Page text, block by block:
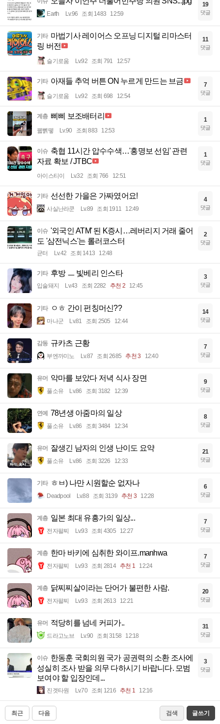
Earth Lv.96 조회 1483 12:59
19
댓글
기타 마법기사 레이어스 오프닝 디지털 리마스터
링 버전
슬기로움 Lv.92 조회 791 12:57
11
댓글
기타 아재들 추억 버튼 ON 누르게 만드는 브금
슬기로움 Lv.92 조회 698 12:54
7
댓글
계층 삐삐 보조배터리
꿻뻵뗗 Lv.90 조회 883 12:53
1
댓글
이슈 축협 11시간 압수수색…'홍명보 선임' 관련
자료 확보 / JTBC
아이스티이 Lv.32 조회 766 12:51
1
댓글
기타 선선한 가을은 가짜였어요!
사실난라쿤 Lv.89 조회 1911 12:49
4
댓글
이슈 '외국인 ATM' 된 K증시…레버리지 거래 줄어
도 '삼전닉스'는 롤러코스터
균터 Lv.42 조회 1413 12:48
2
댓글
기타 후방 ㅡ 빛베리 인스타
입술돼지 Lv.43 조회 2282 추천 2 12:45
3
댓글
기타 ㅇㅎ 간이 펀칭머신??
마나군 Lv.81 조회 2505 12:44
14
댓글
감동 규카츠 근황
부엔까미노 Lv.87 조회 2685 추천 3 12:40
7
댓글
유머 악마를 보았다 저녁 식사 장면
풀소유 Lv.86 조회 3182 12:39
9
댓글
연예 78년생 아줌마의 일상
풀소유 Lv.86 조회 3484 12:34
8
댓글
유머 잘생긴 남자의 인생 난이도 요약
풀소유 Lv.86 조회 3226 12:33
21
댓글
기타 ㅎㅂ) 나만 시원할순 없자나
Deadpool Lv.88 조회 3139 추천 3 12:28
6
댓글
계층 일본 최대 유흥가의 일상...
전자팔찌 Lv.93 조회 4305 12:27
7
댓글
계층 한마 바키에 심취한 와이프.manhwa
전자팔찌 Lv.93 조회 2814 추천 1 12:24
7
댓글
계층 닭찌찌살이라는 단어가 불편한 사람.
전자팔찌 Lv.93 조회 2613 12:21
20
댓글
유머 적당히를 넘네 커피가..
드라고노브 Lv.90 조회 3158 12:18
31
댓글
이슈 한동훈 국회의원 국가 공권력의 소환 조사에
성실히 조사 받을 의무 다하시기 바랍니다. 모범
보여야 할 입장인데...
진겟타원 Lv.70 조회 1216 추천 1 12:16
3
댓글
최근 다음 검색 글쓰기